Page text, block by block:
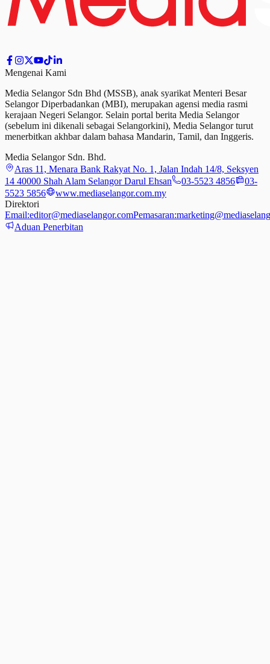
Mengenai Kami
Media Selangor Sdn Bhd (MSSB), anak syarikat Menteri Besar
Selangor Diperbadankan (MBI), merupakan agensi media rasmi
kerajaan Negeri Selangor. Selain portal berita Media Selangor
(sebelum ini dikenali sebagai Selangorkini), Media Selangor turut
menerbitkan akhbar dalam bahasa Mandarin, Tamil, dan Inggeris.
Media Selangor Sdn. Bhd.
Aras 11, Menara Bank Rakyat No. 1, Jalan Indah 14/8, Seksyen
14 40000 Shah Alam Selangor Darul Ehsan
03-5523 4856
03-
5523 5856
www.mediaselangor.com.my
Direktori
Email:editor@mediaselangor.comPemasaran:
Aduan Penerbitan